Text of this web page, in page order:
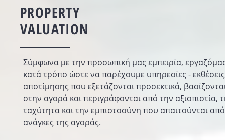
PROPERTY
VALUATION
Σύμφωνα με την προσωπική μας εμπειρία,
κατά τρόπο ώστε να παρέχουμε υπηρεσίες - εκθέσεις
αποτίμησης που εξετάζονται προσεκτικά,
στην αγορά και περιγράφονται από την αξιοπιστία,
ταχύτητα και την εμπιστοσύνη που απαιτούνται από
ανάγκες της αγοράς.